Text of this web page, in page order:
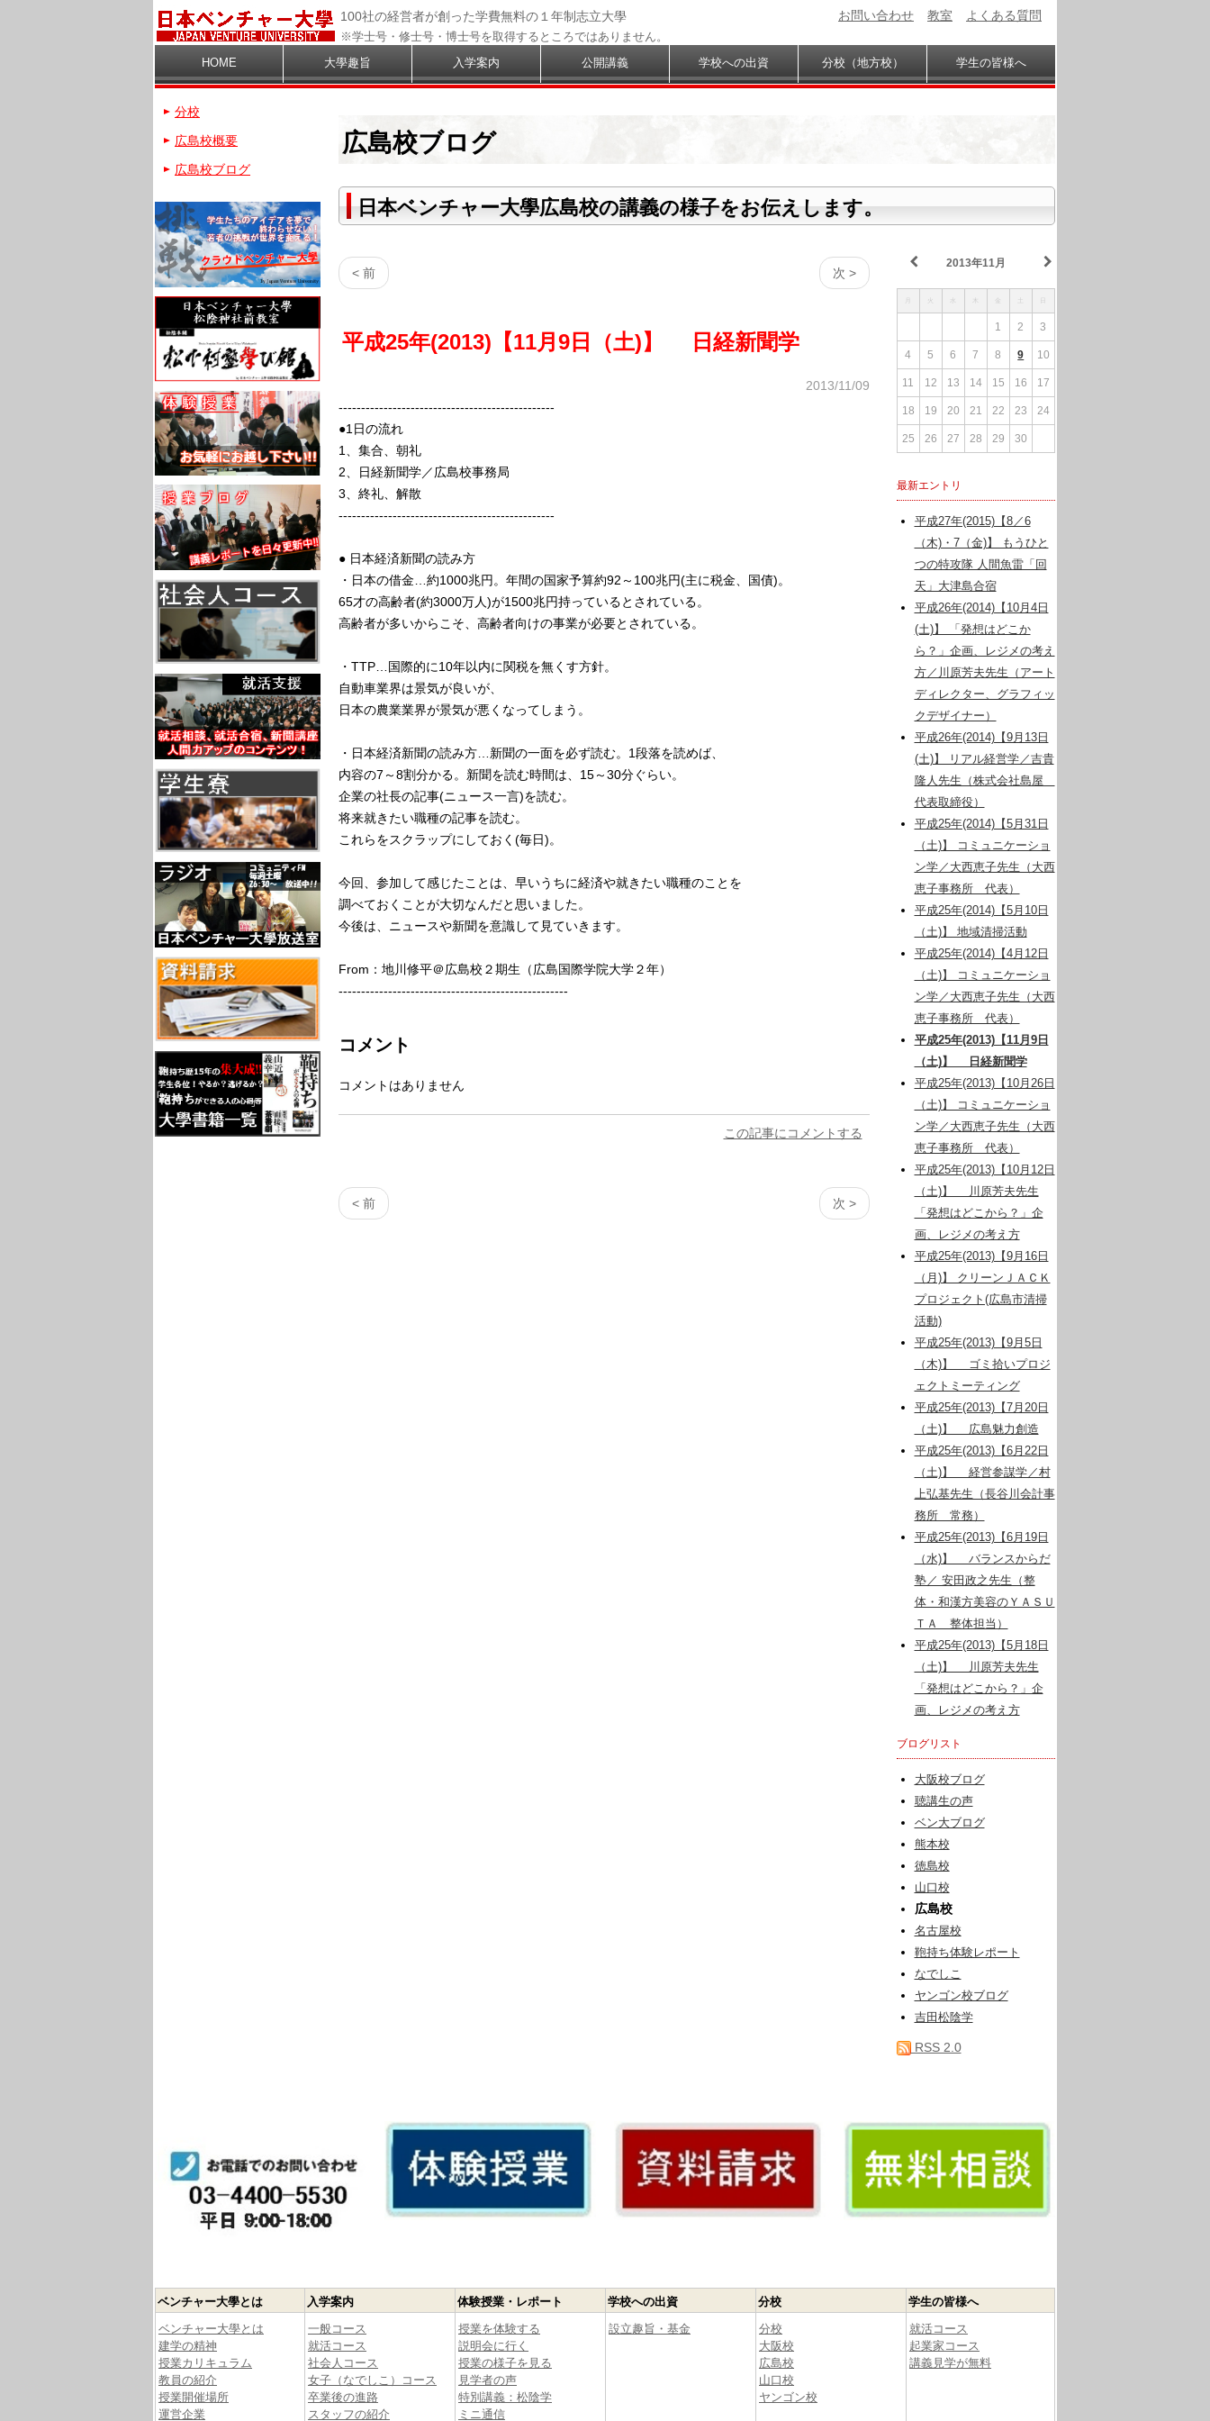
100社の経営者が創った学費無料の１年制志立大學
※学士号・修士号・博士号を取得するところではありません。
お問い合わせ 教室 よくある質問
HOME 大學趣旨 入学案内 公開講義 学校への出資 分校（地方校） 学生の皆様へ
広島校ブログ
日本ベンチャー大學広島校の講義の様子をお伝えします。
< 前 次 >
平成25年(2013)【11月9日（土)】 日経新聞学
2013/11/09
------------------------------------------------
●1日の流れ
1、集合、朝礼
2、日経新聞学／広島校事務局
3、終礼、解散
------------------------------------------------
● 日本経済新聞の読み方
・日本の借金…約1000兆円。年間の国家予算約92～100兆円(主に税金、国債)。
65才の高齢者(約3000万人)が1500兆円持っているとされている。
高齢者が多いからこそ、高齢者向けの事業が必要とされている。
・TTP…国際的に10年以内に関税を無くす方針。
自動車業界は景気が良いが、
日本の農業業界が景気が悪くなってしまう。
・日本経済新聞の読み方…新聞の一面を必ず読む。1段落を読めば、
内容の7～8割分かる。新聞を読む時間は、15～30分ぐらい。
企業の社長の記事(ニュース一言)を読む。
将来就きたい職種の記事を読む。
これらをスクラップにしておく(毎日)。
今回、参加して感じたことは、早いうちに経済や就きたい職種のことを
調べておくことが大切なんだと思いました。
今後は、ニュースや新聞を意識して見ていきます。
From：地川修平＠広島校２期生（広島国際学院大学２年）
---------------------------------------------------
コメント
コメントはありません
この記事にコメントする
< 前 次 >
2013年11月
1 2 3
4 5 6 7 8 9 10
11 12 13 14 15 16 17
18 19 20 21 22 23 24
25 26 27 28 29 30
最新エントリ
平成27年(2015)【8／6
（木)・7（金)】 もうひと
つの特攻隊 人間魚雷「回
天」大津島合宿
平成26年(2014)【10月4日
(土)】 「発想はどこか
ら？」企画、レジメの考え
方／川原芳夫先生（アート
ディレクター、グラフィッ
クデザイナー）
平成26年(2014)【9月13日
(土)】 リアル経営学／吉貴
隆人先生（株式会社島屋
代表取締役）
平成25年(2014)【5月31日
（土)】 コミュニケーショ
ン学／大西恵子先生（大西
恵子事務所 代表）
平成25年(2014)【5月10日
（土)】 地域清掃活動
平成25年(2014)【4月12日
（土)】 コミュニケーショ
ン学／大西恵子先生（大西
恵子事務所 代表）
平成25年(2013)【11月9日
（土)】 日経新聞学
平成25年(2013)【10月26日
（土)】 コミュニケーショ
ン学／大西恵子先生（大西
恵子事務所 代表）
平成25年(2013)【10月12日
（土)】 川原芳夫先生
「発想はどこから？」企
画、レジメの考え方
平成25年(2013)【9月16日
（月)】 クリーンＪＡＣＫ
プロジェクト(広島市清掃
活動)
平成25年(2013)【9月5日
（木)】 ゴミ拾いプロジ
ェクトミーティング
平成25年(2013)【7月20日
（土)】 広島魅力創造
平成25年(2013)【6月22日
（土)】 経営参謀学／村
上弘基先生（長谷川会計事
務所 常務）
平成25年(2013)【6月19日
（水)】 バランスからだ
塾／ 安田政之先生（整
体・和漢方美容のＹＡＳＵ
ＴＡ 整体担当）
平成25年(2013)【5月18日
（土)】 川原芳夫先生
「発想はどこから？」企
画、レジメの考え方
ブログリスト
大阪校ブログ
聴講生の声
ベン大ブログ
熊本校
徳島校
山口校
広島校
名古屋校
鞄持ち体験レポート
なでしこ
ヤンゴン校ブログ
吉田松陰学
RSS 2.0
分校
広島校概要
広島校ブログ
ベンチャー大學とは
ベンチャー大學とは
建学の精神
授業カリキュラム
教員の紹介
授業開催場所
運営企業
入学案内
一般コース
就活コース
社会人コース
女子（なでしこ）コース
卒業後の進路
スタッフの紹介
体験授業・レポート
授業を体験する
説明会に行く
授業の様子を見る
見学者の声
特別講義：松陰学
ミニ通信
学校への出資
設立趣旨・基金
分校
分校
大阪校
広島校
山口校
ヤンゴン校
学生の皆様へ
就活コース
起業家コース
講義見学が無料